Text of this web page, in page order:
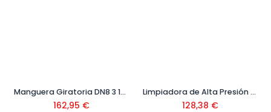
Manguera Giratoria DN8 3 10 Metros Ref. 6.110-031.0
162,95 €
Limpiadora de Alta Presión Aquatak 125 Ref: 0600 8A7 A00
128,38 €